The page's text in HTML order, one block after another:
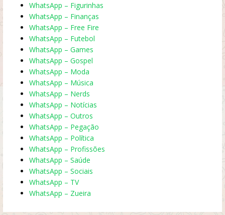
WhatsApp – Figurinhas
WhatsApp – Finanças
WhatsApp – Free Fire
WhatsApp – Futebol
WhatsApp – Games
WhatsApp – Gospel
WhatsApp – Moda
WhatsApp – Música
WhatsApp – Nerds
WhatsApp – Notícias
WhatsApp – Outros
WhatsApp – Pegação
WhatsApp – Política
WhatsApp – Profissões
WhatsApp – Saúde
WhatsApp – Sociais
WhatsApp – TV
WhatsApp – Zueira